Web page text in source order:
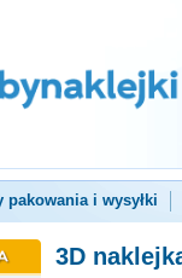
pakowania i wysyłki
3D